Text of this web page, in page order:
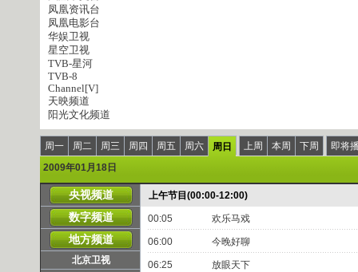
凤凰资讯台
凤凰电影台
华娱卫视
星空卫视
TVB-星河
TVB-8
Channel[V]
天映频道
阳光文化频道
周一 周二 周三 周四 周五 周六 周日 上周 本周 下周
即将
2009年01月18日
央视频道
数字频道
地方频道
北京卫视
上午节目(00:00-12:00)
00:05 欢乐马戏
06:00 今晚好聊
06:25 放眼天下